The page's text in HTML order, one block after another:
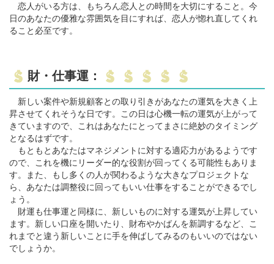
恋人がいる方は、もちろん恋人との時間を大切にすること。今
日のあなたの優雅な雰囲気を目にすれば、恋人が惚れ直してくれ
ること必至です。
財・仕事運：
新しい案件や新規顧客との取り引きがあなたの運気を大きく上
昇させてくれそうな日です。この日は心機一転の運気が上がって
きていますので、これはあなたにとってまさに絶妙のタイミング
となるはずです。
もともとあなたはマネジメントに対する適応力があるようです
ので、これを機にリーダー的な役割が回ってくる可能性もありま
す。また、もし多くの人が関わるような大きなプロジェクトな
ら、あなたは調整役に回ってもいい仕事をすることができるでし
ょう。
財運も仕事運と同様に、新しいものに対する運気が上昇してい
ます。新しい口座を開いたり、財布やかばんを新調するなど、こ
れまでと違う新しいことに手を伸ばしてみるのもいいのではない
でしょうか。